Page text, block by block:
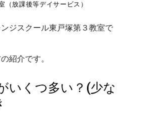
（放課後等デイサービス）
ジスクール東戸塚第３教室で
紹介です。
いくつ多い？(少な